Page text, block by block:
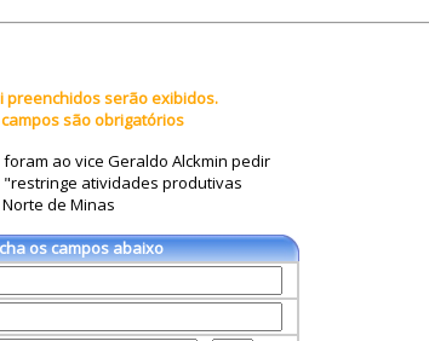
preenchidos serão exibidos.
são obrigatórios
ao vice Geraldo Alckmin pedir
atividades produtivas
de Minas
os campos abaixo